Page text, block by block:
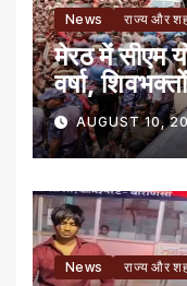
News राज्य और
मेरठ में सीएम
वर्षा,
AUGUST 10,
News राज्य और